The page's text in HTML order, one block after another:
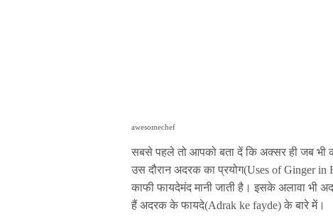
awesomechef
सबसे पहले तो आपको बता दें कि अक्सर ही जब भी
उस दौरान अदरक का प्रयोग(Uses of Ginger in
काफी फायदेमंद मानी जाती है। इसके अलावा भी
हैं अदरक के फायदे(Adrak ke fayde) के बारे में।